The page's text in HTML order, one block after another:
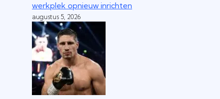
werkplek opnieuw inrichten
augustus 5, 2026